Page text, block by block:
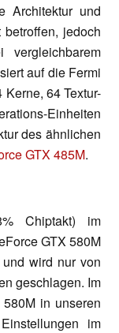
Architektur und
jedoch
auf die Fermi
64 Textur-
Einheiten
des ähnlichen
GTX 485M.
Chiptakt) im
GTX 580M
wird nur von
geschlagen. Im
in unseren
im